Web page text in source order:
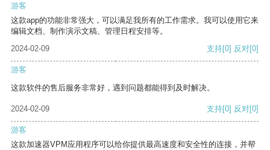
游客
这款app的功能非常强大，可以满足我所有的工作需求。我可以使用它来
编辑文档、制作演示文稿、管理日程安排等。
2024-02-09
支持[0] 反对[0]
游客
这款软件的售后服务非常好，遇到问题都能得到及时解决。
2024-02-09 支持[0] 反对[0]
游客
这款加速器VPM应用程序可以给你提供最高速度和安全性的连接，并帮